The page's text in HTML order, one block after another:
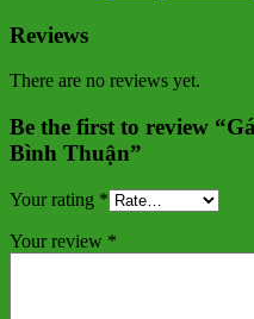
Reviews
There are no reviews yet.
Be the first to review
Bình Thuận”
Your rating *
Your review *